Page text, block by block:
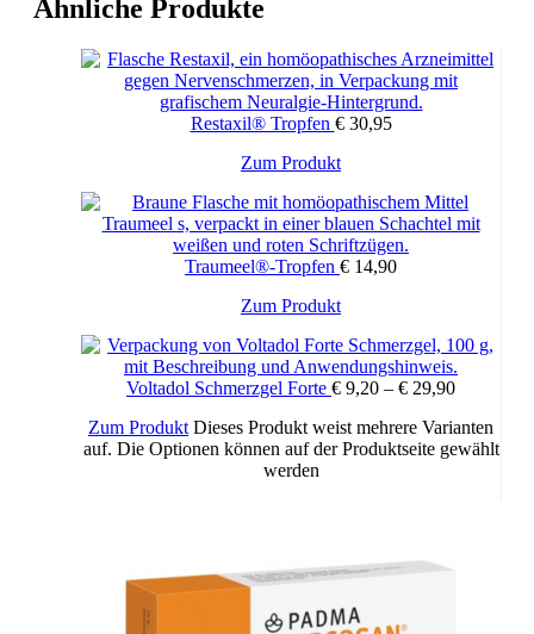
vor dem Essen einzunehmen. Lassen Sie die Tablette dazu
langsam im Mund zergehen. Die Dosis kann in
Akutzuständen auch auf 1 Tablette alle 1 bis 2 Stunden erhöht
werden, jedoch nicht öfter als 8 Mal täglich. Die Dosis für
Jugendliche ab 12 Jahren beträgt 3 Mal am Tag eine Tablette,
für Kinder zwischen 6 und 12 Jahren 2 Mal am Tag eine
Tablette und für Kinder zwischen 2 und 6 Jahren 1 bis 2 Mal
am Tag eine Tablette. In Akutfällen kann die Dosis für
Jugendliche und Kinder von 6 bis 12 Jahren auf 8 Mal am
Tag eine Tablette und für Kinder von 2 bis 6 Jahren auf 6 Mal
am Tag eine Tablette erhöht werden. Das Präparat eignet sich
Zusammensetzung / Zutaten
1 Tablette enthält: Arnica montana D2 15 mg, Calendula
Achillea millefolium D3 15 mg, Atropa belladonna D4 75
mg, Aconitum napellus D3 30 mg, Mercurius solubilis
Hahnemanni D8 30 mg, Hepar sulfuris D8 30 mg,
-Monohydrat, Magnesiumstearat
Ähnliche Produkte
Restaxil® Tropfen €30,95
Zum Produkt
Traumeel®-Tropfen € 14,90
Zum Produkt
Voltadol Schmerzgel Forte € 9,20 – € 29,90
Zum Produkt Dieses Produkt weist mehrere Varianten
auf. Die Optionen können auf der Produktseite gewählt
werden